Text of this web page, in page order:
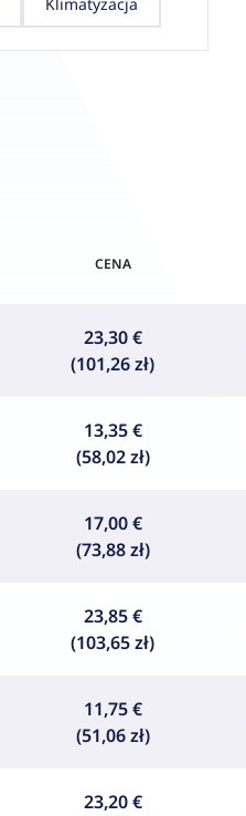
CENA
23,30 €
(101,26 zł)
13,35 €
(58,02 zł)
17,00 €
(73,88 zł)
23,85 €
(103,65 zł)
11,75 €
(51,06 zł)
23,20 €